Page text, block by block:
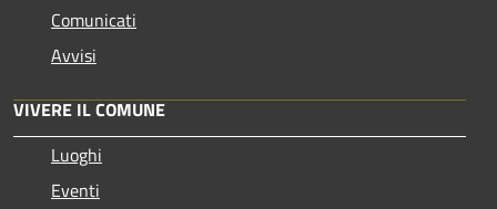
Comunicati
Avvisi
VIVERE IL COMUNE
Luoghi
Eventi